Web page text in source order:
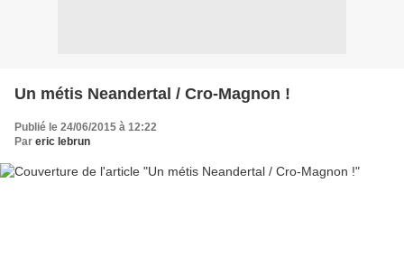
Un métis Neandertal / Cro-Magnon !
Publié le 24/06/2015 à 12:22
Par eric lebrun